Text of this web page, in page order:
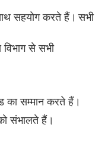
सहयोग करते हैं। सभी
से सभी
का सम्मान करते हैं।
संभालते हैं।